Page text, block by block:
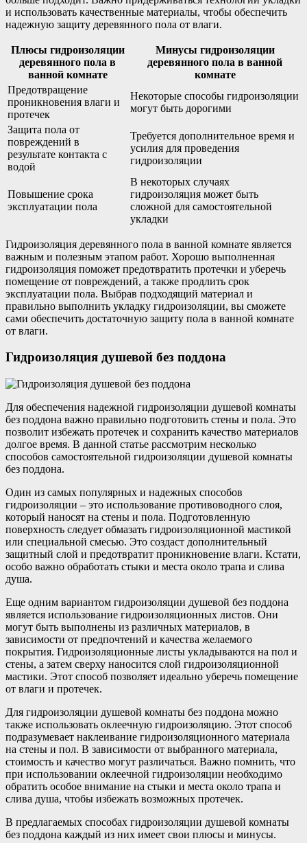
и использовать качественные материалы, чтобы обеспечить
надежную защиту деревянного пола от влаги.
Плюсы гидроизоляции
деревянного пола в
ванной комнате
Минусы гидроизоляции
деревянного пола в ванной
комнате
Предотвращение
проникновения влаги и
протечек
Некоторые способы гидроизоляции
могут быть дорогими
Защита пола от
повреждений в
результате контакта с
водой
Требуется дополнительное время и
усилия для проведения
гидроизоляции
Повышение срока
эксплуатации пола
В некоторых случаях
гидроизоляция может быть
сложной для самостоятельной
укладки
Гидроизоляция деревянного пола в ванной комнате является
важным и полезным этапом работ. Хорошо выполненная
гидроизоляция поможет предотвратить протечки и уберечь
помещение от повреждений, а также продлить срок
эксплуатации пола. Выбрав подходящий материал и
правильно выполнить укладку гидроизоляции, вы сможете
сами обеспечить достаточную защиту пола в ванной комнате
от влаги.
Гидроизоляция душевой без поддона
Для обеспечения надежной гидроизоляции душевой комнаты
без поддона важно правильно подготовить стены и пола. Это
позволит избежать протечек и сохранить качество материалов
долгое время. В данной статье рассмотрим несколько
способов самостоятельной гидроизоляции душевой комнаты
без поддона.
Один из самых популярных и надежных способов
гидроизоляции – это использование противоводного слоя,
который наносят на стены и пола. Подготовленную
поверхность следует обмазать гидроизоляционной мастикой
или специальной смесью. Это создаст дополнительный
защитный слой и предотвратит проникновение влаги. Кстати,
особо важно обработать стыки и места около трапа и слива
душа.
Еще одним вариантом гидроизоляции душевой без поддона
является использование гидроизоляционных листов. Они
могут быть выполнены из различных материалов, в
зависимости от предпочтений и качества желаемого
покрытия. Гидроизоляционные листы укладываются на пол и
стены, а затем сверху наносится слой гидроизоляционной
мастики. Этот способ позволяет идеально уберечь помещение
от влаги и протечек.
Для гидроизоляции душевой комнаты без поддона можно
также использовать оклеечную гидроизоляцию. Этот способ
подразумевает наклеивание гидроизоляционного материала
на стены и пол. В зависимости от выбранного материала,
стоимость и качество могут различаться. Важно помнить, что
при использовании оклеечной гидроизоляции необходимо
обратить особое внимание на стыки и места около трапа и
слива душа, чтобы избежать возможных протечек.
В предлагаемых способах гидроизоляции душевой комнаты
без поддона каждый из них имеет свои плюсы и минусы.